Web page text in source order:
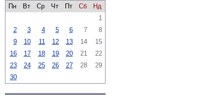
Пн
Вт Ср Чт Пт Сб
Нд
1
2
3 4 5 6 7
8
9
10 11 12 13 14
15
16
17 18 19 20 21
22
23
24 25 26 27 28
29
30